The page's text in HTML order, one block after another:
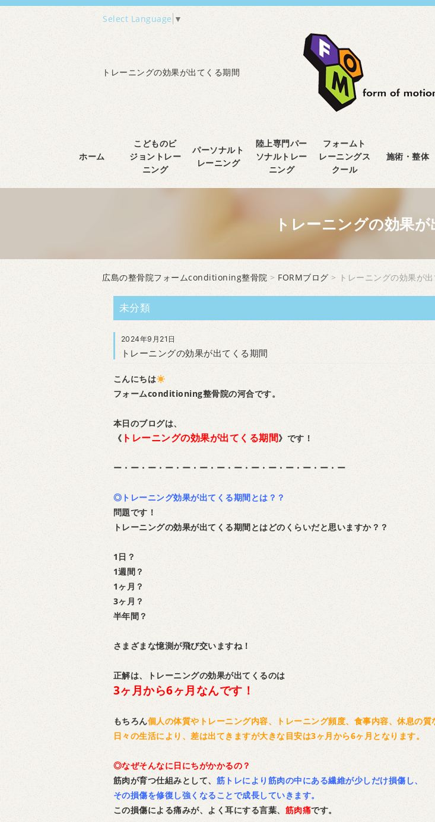
Select Language ▼
トレーニングの効果が出てくる期間
ホーム
こどものビ
ジョントレー
ニング
パーソナルト
レーニング
陸上専門パー
ソナルトレー
ニング
フォームト
レーニングス
クール
施術・整体
トレーニングの効果
広島の整骨院フォームconditioning整骨院 > FORMブログ > トレーニングの効果が
未分類
2024年9月21日
トレーニングの効果が出てくる期間
こんにちは
フォームconditioning整骨院の河合です。
本日のブログは、
《 トレーニングの効果が出てくる期間》です！
ー・ー・ー・ー・ー・ー・ー・ー・ー・ー・ー・ー・ー・ー
◎トレーニング効果が出てくる期間とは？？
問題です！
トレーニングの効果が出てくる期間とはどのくらいだと思いますか？？
1日？
1週間？
1ヶ月？
3ヶ月？
半年間？
さまざまな憶測が飛び交いますね！
正解は、トレーニングの効果が出てくるのは
3ヶ月から6ヶ月なんです！
もちろん個人の体質やトレーニング内容、トレーニング頻度、食事内容、休息の質
日々の生活により、差は出てきますが大きな目安は3ヶ月から6ヶ月となります。
◎なぜそんなに日にちがかかるの？
筋肉が育つ仕組みとして、 筋トレにより筋肉の中にある繊維が少しだけ損傷し、
その損傷を修復し強くなることで成長していきます。
この損傷による痛みが、よく耳にする言葉、 筋肉痛です。